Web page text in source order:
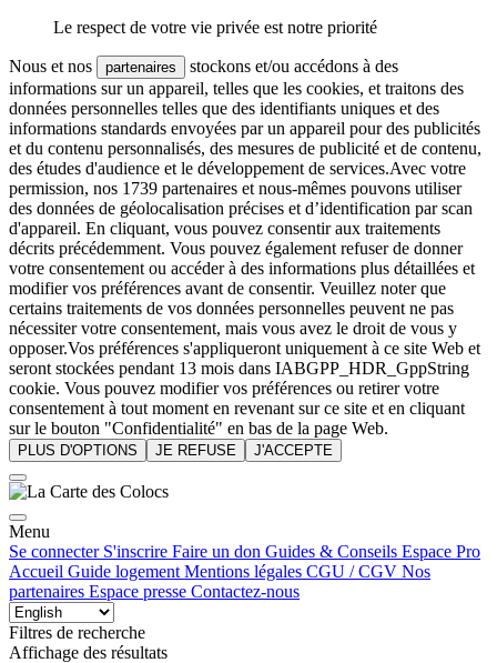
Le respect de votre vie privée est notre priorité
Nous et nos partenaires
stockons et/ou accédons à des
informations sur un appareil, telles que les cookies, et traitons des
données personnelles telles que des identifiants uniques et des
informations standards envoyées par un appareil pour des publicités
et du contenu personnalisés, des mesures de publicité et de contenu,
des études d'audience et le développement de services.Avec votre
permission, nos 1739 partenaires et nous-mêmes pouvons utiliser
des données de géolocalisation précises et d’identification par scan
d'appareil. En cliquant, vous pouvez consentir aux traitements
décrits précédemment. Vous pouvez également refuser de donner
votre consentement ou accéder à des informations plus détaillées et
modifier vos préférences avant de consentir. Veuillez noter que
certains traitements de vos données personnelles peuvent ne pas
nécessiter votre consentement, mais vous avez le droit de vous y
opposer.Vos préférences s'appliqueront uniquement à ce site Web et
seront stockées pendant 13 mois dans IABGPP_HDR_GppString
cookie. Vous pouvez modifier vos préférences ou retirer votre
consentement à tout moment en revenant sur ce site et en cliquant
sur le bouton "Confidentialité" en bas de la page Web.
PLUS D'OPTIONS JE REFUSE J'ACCEPTE
Menu
Se connecter S'inscrire Faire un don Guides & Conseils Espace Pro
Accueil Guide logement Mentions légales CGU / CGV Nos
partenaires Espace presse Contactez-nous
Filtres de recherche
Affichage des résultats